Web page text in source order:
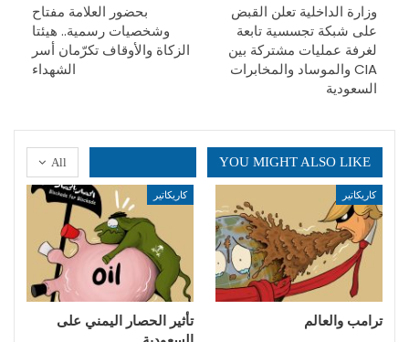
وزارة الداخلية تعلن القبض
على شبكة تجسسية تابعة
لغرفة عمليات مشتركة بين
CIA والموساد والمخابرات
السعودية
بحضور العلامة مفتاح
وشخصيات رسمية.. هيئتا
الزكاة والأوقاف تكرّمان أسر
الشهداء
All YOU MIGHT ALSO LIKE
كاريكاتير
ترامب والعالم
كاريكاتير
تأثير الحصار اليمني على